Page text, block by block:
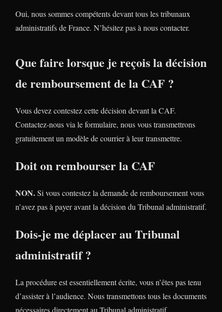
Oui, nous sommes compétents devant tous les tribunaux
administratifs de France. N’hésitez pas à nous contacter.
Que faire lorsque je reçois la décision
de remboursement de la CAF ?
Vous devez contestez cette décision devant la CAF.
Contactez-nous via le formulaire, nous vous transmettrons
gratuitement un modèle de courrier à leur transmettre.
Doit on rembourser la CAF
NON.Si vous contestez la demande de remboursement vous
n’avez pas à payer avant la décision du Tribunal administratif.
Dois-je me déplacer au Tribunal
administratif ?
La procédure est essentiellement écrite, vous n’êtes pas tenu
d’assister à l’audience. Nous transmettons tous les documents
nécessaires directement au Tribunal administratif.